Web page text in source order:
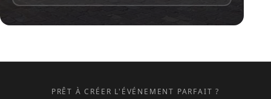
PRÊT À CRÉER L'ÉVÉNEMENT PARFAIT ?